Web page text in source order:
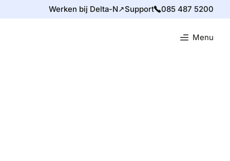
Werken bij Delta-N↗Support 085 487 5200
Menu